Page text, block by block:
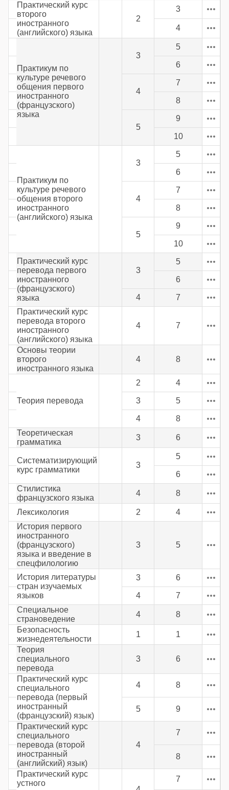
Практический курс
второго
иностранного
(английского) языка
2
3
4
Практикум по
культуре речевого
общения первого
иностранного
(французского)
языка
3
5
6
4
7
8
5
9
10
Практикум по
культуре речевого
общения второго
иностранного
(английского) языка
3
5
6
4
7
8
5
9
10
Практический курс
перевода первого
иностранного
(французского)
языка
3
5
6
4
7
Практический курс
перевода второго
иностранного
(английского) языка
4 7
Основы теории
второго
иностранного языка
4 8
Теория перевода
2 4
3 5
4
8
Теоретическая
грамматика
3 6
Систематизирующий
курс грамматики
3
5
6
Стилистика
французского языка
4 8
Лексикология 2
4
История первого
иностранного
(французского)
языка и введение в
спецфилологию
3 5
История литературы
стран изучаемых
языков
3 6
4
7
Специальное
страноведение
4
8
Безопасность
жизнедеятельности
1
1
Теория
специального
перевода
3 6
Практический курс
специального
перевода (первый
иностранный
(французский) язык)
4 8
5
9
Практический курс
специального
перевода (второй
иностранный
(английский) язык)
4
7
8
Практический курс
устного
7